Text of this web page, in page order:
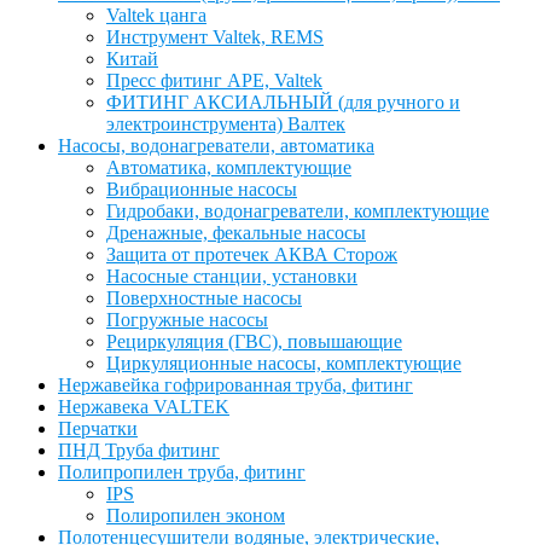
Valtek цанга
Инструмент Valtek, REMS
Китай
Пресс фитинг APE, Valtek
ФИТИНГ АКСИАЛЬНЫЙ (для ручного и
электроинструмента) Валтек
Насосы, водонагреватели, автоматика
Автоматика, комплектующие
Вибрационные насосы
Гидробаки, водонагреватели, комплектующие
Дренажные, фекальные насосы
Защита от протечек АКВА Сторож
Насосные станции, установки
Поверхностные насосы
Погружные насосы
Рециркуляция (ГВС), повышающие
Циркуляционные насосы, комплектующие
Нержавейка гофрированная труба, фитинг
Нержавека VALTEK
Перчатки
ПНД Труба фитинг
Полипропилен труба, фитинг
IPS
Полиропилен эконом
Полотенцесушители водяные, электрические,